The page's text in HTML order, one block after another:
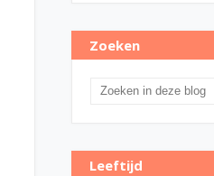
Zoeken
Leeftijd